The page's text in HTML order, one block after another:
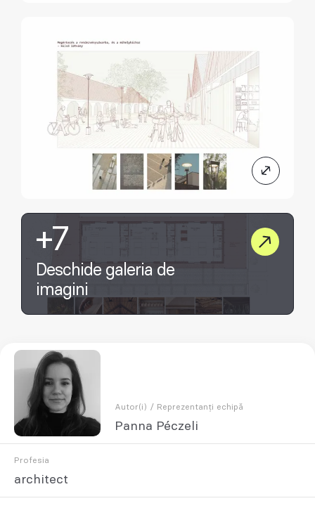
+7
Deschide galeria de
imagini
Autor(i) / Reprezentanți echipă
Panna Péczeli
Profesia
architect